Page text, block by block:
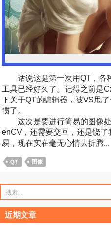
话说这是第一次用QT，各
工具已经好久了。记得之前是
下关于QT的编辑器，被VS甩
惯了。
这次是要进行简易的图像处
enCV，还需要交互，还是饶
易，现在实在毫无心情去折腾...
QT 图像
索：
近期文章